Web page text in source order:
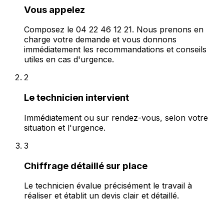
Vous appelez
Composez le 04 22 46 12 21. Nous prenons en
charge votre demande et vous donnons
immédiatement les recommandations et conseils
utiles en cas d'urgence.
2
Le technicien intervient
Immédiatement ou sur rendez-vous, selon votre
situation et l'urgence.
3
Chiffrage détaillé sur place
Le technicien évalue précisément le travail à
réaliser et établit un devis clair et détaillé.